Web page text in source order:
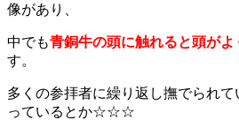
像があり、
中でも青銅牛の頭に触れると頭がよ
す。
多くの参拝者に繰り返し撫でられ
っているとか☆☆☆